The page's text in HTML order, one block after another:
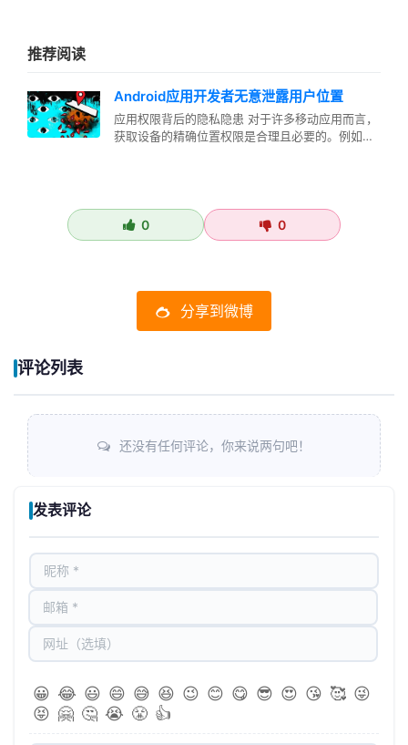
推荐阅读
Android应用开发者无意泄露用户位置
应用权限背后的隐私隐患 对于许多移动应用而言，
获取设备的精确位置权限是合理且必要的。例如，
0 0
分享到微博
评论列表
还没有任何评论，你来说两句吧！
发表评论
😀 😂 😃 😄 😅 😆 😉 😊 😋 😎 😍 😘 🥰 😜
😝 🤗 🤔 😭 😤 👍